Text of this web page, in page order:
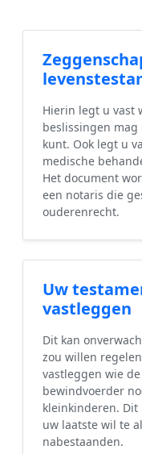
Hierin legt u vast
beslissingen
kunt. Ook legt u
medische
Het document
een notaris die
ouderenrecht.
Uw
vastleggen
Dit kan
zou willen
vastleggen wie
bewindvoerder
kleinkinderen.
uw laatste wil te
nabestaanden.